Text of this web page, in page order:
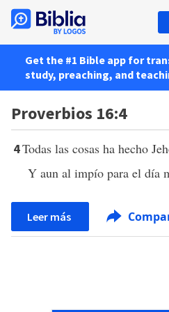
Get the #1 Bible app for
study, preaching, and
Proverbios 16:4
4Todas las cosas ha hecho
Y aun al impío para el día
Leer más